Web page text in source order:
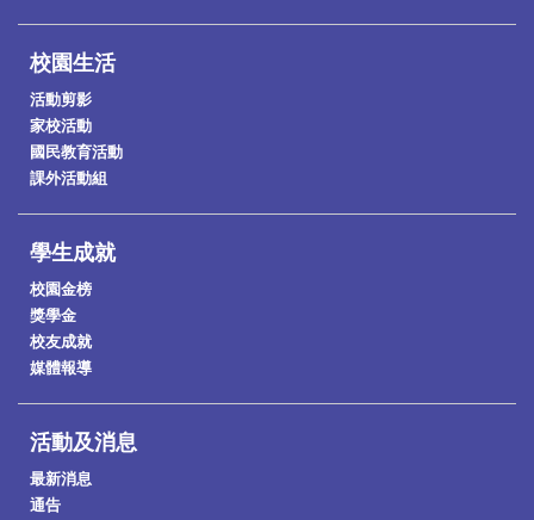
校園生活
活動剪影
家校活動
國民教育活動
課外活動組
學生成就
校園金榜
獎學金
校友成就
媒體報導
活動及消息
最新消息
通告